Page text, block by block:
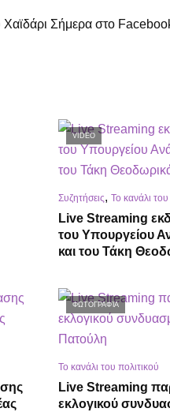
Χαϊδάρι Σήμερα στο
VIDEO
Συζητήσεις, Το κανάλι του
Live Streaming
του Υπουργείου
και του Τάκη
ΦΩΤΟΓΡΑΦΊΑ
Το κανάλι του πολιτικού
Live Streaming
εκλογικού